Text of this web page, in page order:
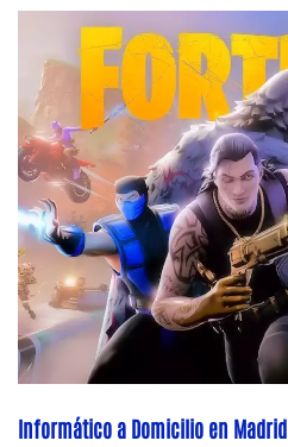
Informático a Domicilio en Madrid